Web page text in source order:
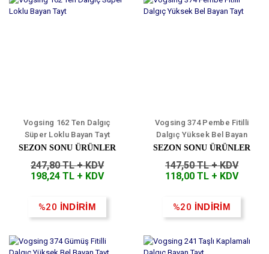
Vogsing 162 Ten Dalgıç
Süper Loklu Bayan Tayt
SEZON SONU ÜRÜNLER
247,80 TL + KDV
198,24 TL + KDV
%20 İNDİRİM
Vogsing 374 Pembe Fitilli
Dalgıç Yüksek Bel Bayan
Tayt
SEZON SONU ÜRÜNLER
147,50 TL + KDV
118,00 TL + KDV
%20 İNDİRİM